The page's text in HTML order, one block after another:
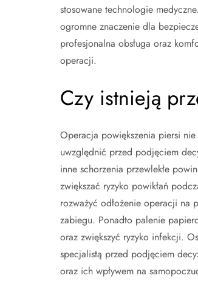
stosowane technologie
ogromne znaczenie dla
profesjonalna obsługa oraz
operacji.
Czy istnieją
Operacja powiększenia piersi
uwzględnić przed podjęciem
inne schorzenia przewlekłe
zwiększać ryzyko powikłań
rozważyć odłożenie operacji na
zabiegu. Ponadto palenie
oraz zwiększyć ryzyko infekcji.
specjalistą przed podjęciem
oraz ich wpływem na